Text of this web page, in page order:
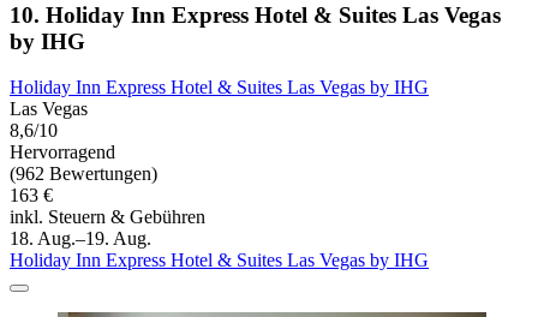
10. Holiday Inn Express Hotel & Suites Las Vegas
by IHG
Holiday Inn Express Hotel & Suites Las Vegas by IHG
Las Vegas
8,6/10
Hervorragend
(962 Bewertungen)
163 €
inkl. Steuern & Gebühren
18. Aug.–19. Aug.
Holiday Inn Express Hotel & Suites Las Vegas by IHG